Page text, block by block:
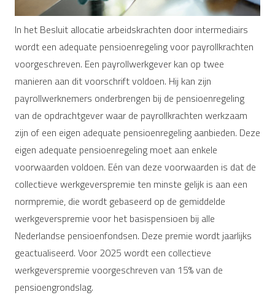
In het Besluit allocatie arbeidskrachten door intermediairs
wordt een adequate pensioenregeling voor payrollkrachten
voorgeschreven. Een payrollwerkgever kan op twee
manieren aan dit voorschrift voldoen. Hij kan zijn
payrollwerknemers onderbrengen bij de pensioenregeling
van de opdrachtgever waar de payrollkrachten werkzaam
zijn of een eigen adequate pensioenregeling aanbieden. Deze
eigen adequate pensioenregeling moet aan enkele
voorwaarden voldoen. Eén van deze voorwaarden is dat de
collectieve werkgeverspremie ten minste gelijk is aan een
normpremie, die wordt gebaseerd op de gemiddelde
werkgeverspremie voor het basispensioen bij alle
Nederlandse pensioenfondsen. Deze premie wordt jaarlijks
geactualiseerd. Voor 2025 wordt een collectieve
werkgeverspremie voorgeschreven van 15% van de
pensioengrondslag.